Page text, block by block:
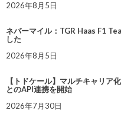
2026年8月5日
ネバーマイル：TGR Haas F1
した
2026年8月5日
【トドケール】マルチキャリア
とのAPI連携を開始
2026年7月30日